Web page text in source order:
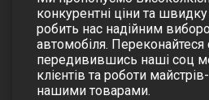
конкурентні ціни та
робить нас надійним
автомобіля. Переконайтеся
передивившись наші соц
клієнтів та роботи
нашими товарами.